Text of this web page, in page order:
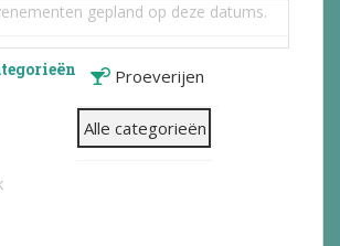
gepland op deze datums.
Proeverijen
Alle categorieën